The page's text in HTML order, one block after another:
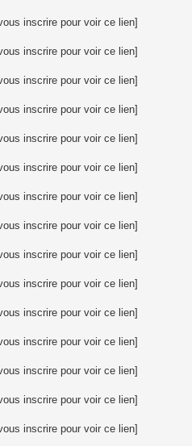
inscrire pour voir ce lien]
inscrire pour voir ce lien]
inscrire pour voir ce lien]
inscrire pour voir ce lien]
inscrire pour voir ce lien]
inscrire pour voir ce lien]
inscrire pour voir ce lien]
inscrire pour voir ce lien]
inscrire pour voir ce lien]
inscrire pour voir ce lien]
inscrire pour voir ce lien]
inscrire pour voir ce lien]
inscrire pour voir ce lien]
inscrire pour voir ce lien]
inscrire pour voir ce lien]